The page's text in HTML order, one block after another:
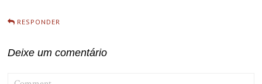
RESPONDER
Deixe um comentário